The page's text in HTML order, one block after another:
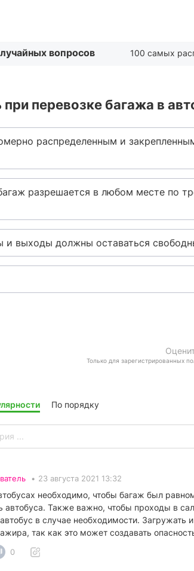
вопросов 100 самых
перевозке багажа в
распределенным и
разрешается в любом месте по
и выходы должны оставаться
Только для зарегистрированных
По порядку
• 23 августа 2021 13:32
необходимо, чтобы багаж был
автобуса. Также важно, чтобы проходы в
в случае необходимости.
так как это может создавать
0